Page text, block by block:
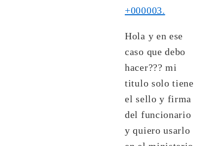
+000003.
Hola y en ese
caso que debo
hacer??? mi
titulo solo tiene
el sello y firma
del funcionario
y quiero usarlo